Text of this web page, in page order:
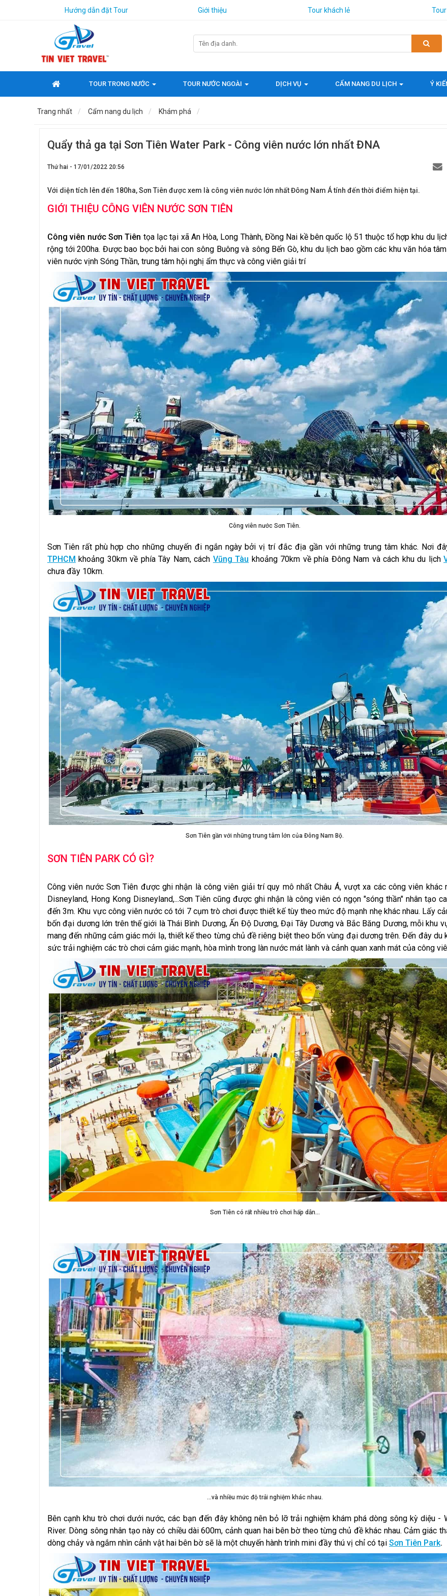
TOUR TRONG NƯỚC TOUR NƯỚC NGOÀI DỊCH VỤ CẨM NANG DU LỊCH Ý
Hướng dẫn đặt Tour Giới thiệu Tour khách lẻ
Trang nhất Cẩm nang du lịch Khám phá
Quẩy thả ga tại Sơn Tiên Water Park - Công viên nước lớn nhất ĐNA
Thứ hai - 17/01/2022 20:56
Với diện tích lên đến 180ha, Sơn Tiên được xem là công viên nước lớn nhất Đông Nam Á tính đến thời điểm hiện tại.
GIỚI THIỆU CÔNG VIÊN NƯỚC SƠN TIÊN
Công viên nước Sơn Tiên tọa lạc tại xã An Hòa, Long Thành, Đồng Nai kề bên quốc lộ 51 thuộc tổ hợp khu du
rộng tới 200ha. Được bao bọc bởi hai con sông Buông và sông Bến Gò, khu du lịch bao gồm các khu văn hóa
viên nước vịnh Sóng Thần, trung tâm hội nghị ẩm thực và công viên giải trí
Công viên nước Sơn Tiên.
Sơn Tiên rất phù hợp cho những chuyến đi ngắn ngày bởi vị trí đắc địa gần với những trung tâm khác. Nơi
TPHCM khoảng 30km về phía Tây Nam, cách Vũng Tàu khoảng 70km về phía Đông Nam và cách khu du lịch
chưa đầy 10km.
Sơn Tiên gần với những trung tâm lớn của Đông Nam Bộ.
SƠN TIÊN PARK CÓ GÌ?
Công viên nước Sơn Tiên được ghi nhận là công viên giải trí quy mô nhất Châu Á, vượt xa các công viên khác
Disneyland, Hong Kong Disneyland,...Sơn Tiên cũng được ghi nhận là công viên có ngọn "sóng thần" nhân tạo
đến 3m. Khu vực công viên nước có tới 7 cụm trò chơi được thiết kế tùy theo mức độ mạnh nhẹ khác nhau. Lấy
bốn đại dương lớn trên thế giới là Thái Bình Dương, Ấn Độ Dương, Đại Tây Dương và Bắc Băng Dương, mỗi khu
mang đến những cảm giác mới lạ, thiết kế theo từng chủ đề riêng biệt theo bốn vùng đại dương trên. Đến đây du
sức trải nghiệm các trò chơi cảm giác mạnh, hòa mình trong làn nước mát lành và cảnh quan xanh mát của công
Sơn Tiên có rất nhiều trò chơi hấp dẫn...
...và nhiều mức độ trải nghiệm khác nhau.
Bên cạnh khu trò chơi dưới nước, các bạn đến đây không nên bỏ lỡ trải nghiệm khám phá dòng sông kỳ diệu -
River. Dòng sông nhân tạo này có chiều dài 600m, cảnh quan hai bên bờ theo từng chủ đề khác nhau. Cảm giác
dòng chảy và ngắm nhìn cảnh vật hai bên bờ sẽ là một chuyến hành trình mini đầy thú vị chỉ có tại Sơn Tiên Park.